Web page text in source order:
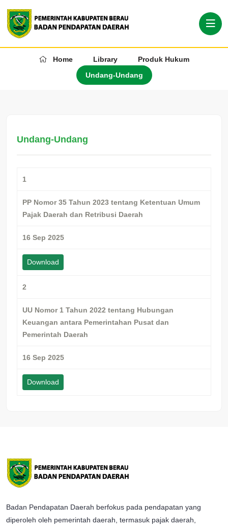
Home Library
Produk Hukum
Undang-Undang
Undang-Undang
1
PP Nomor 35 Tahun 2023 tentang Ketentuan Umum
Pajak Daerah dan Retribusi Daerah
16 Sep 2025
Download
2
UU Nomor 1 Tahun 2022 tentang Hubungan
Keuangan antara Pemerintahan Pusat dan
Pemerintah Daerah
16 Sep 2025
Download
Badan Pendapatan Daerah berfokus pada pendapatan yang
diperoleh oleh pemerintah daerah, termasuk pajak daerah,